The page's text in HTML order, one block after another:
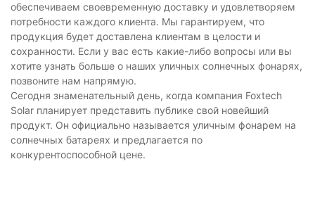
обеспечиваем своевременную доставку и удовлетворяем
потребности каждого клиента. Мы гарантируем, что
продукция будет доставлена ​​клиентам в целости и
сохранности. Если у вас есть какие-либо вопросы или вы
хотите узнать больше о наших уличных солнечных фонарях,
позвоните нам напрямую.
Сегодня знаменательный день, когда компания Foxtech
Solar планирует представить публике свой новейший
продукт. Он официально называется уличным фонарем на
солнечных батареях и предлагается по
конкурентоспособной цене.